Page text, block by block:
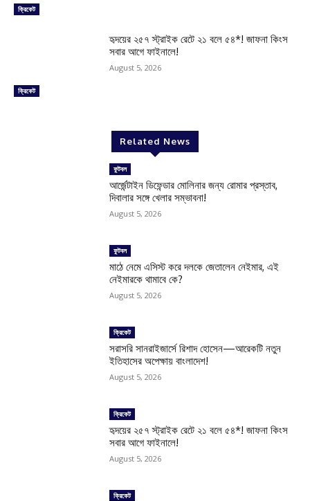
ক্রিকেট
ক্রিকেট
হৃদয়ের ২৫৭ স্ট্রাইক রেটে ২১ বলে ৫৪*! জাফনা কিংস
সবার আগে ফাইনালে!
August 5, 2026
Related News
ফুটবল
আর্জেন্টাইন ডিফেন্ডার মোলিনার জন্য রোমার প্রস্তাব,
দিবালার সঙ্গে খেলার সম্ভাবনা!
August 5, 2026
ফুটবল
মাঠে নেমে এসিস্ট করে দলকে জেতালেন নেইমার, এই
নেইমারকে থামাবে কে?
August 5, 2026
ক্রিকেট
সরাসরি সানরাইজার্সে রিশাদ হোসেন—আরেকটি নতুন
ইতিহাসের অপেক্ষায় বাংলাদেশ!
August 5, 2026
ক্রিকেট
হৃদয়ের ২৫৭ স্ট্রাইক রেটে ২১ বলে ৫৪*! জাফনা কিংস
সবার আগে ফাইনালে!
August 5, 2026
ক্রিকেট